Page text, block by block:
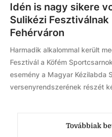
Idén is nagy sikere
Sulikézi Fesztiválnak
Fehérváron
Harmadik alkalommal került
Fesztivál a Köfém
esemény a Magyar Kézilabda
versenyrendszerének részét
Továbbiak